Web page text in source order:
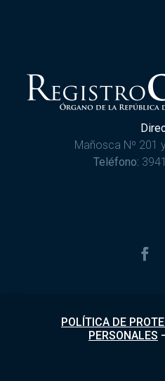
Mañosca Nº 201
Teléfono:
POLÍTICA DE
PERSONALES